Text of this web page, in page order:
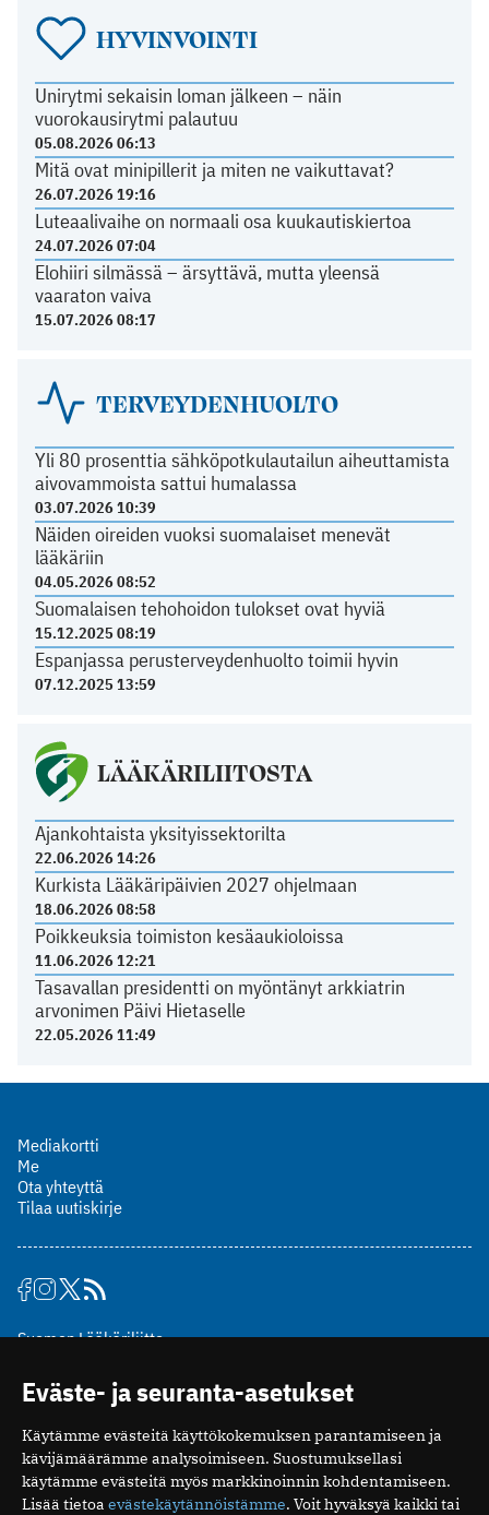
HYVINVOINTI
Unirytmi sekaisin loman jälkeen – näin
vuorokausirytmi palautuu
05.08.2026 06:13
Mitä ovat minipillerit ja miten ne vaikuttavat?
26.07.2026 19:16
Luteaalivaihe on normaali osa kuukautiskiertoa
24.07.2026 07:04
Elohiiri silmässä – ärsyttävä, mutta yleensä
vaaraton vaiva
15.07.2026 08:17
TERVEYDENHUOLTO
Yli 80 prosenttia sähköpotkulautailun aiheuttamista
aivovammoista sattui humalassa
03.07.2026 10:39
Näiden oireiden vuoksi suomalaiset menevät
lääkäriin
04.05.2026 08:52
Suomalaisen tehohoidon tulokset ovat hyviä
15.12.2025 08:19
Espanjassa perusterveydenhuolto toimii hyvin
07.12.2025 13:59
LÄÄKÄRILIITOSTA
Ajankohtaista yksityissektorilta
22.06.2026 14:26
Kurkista Lääkäripäivien 2027 ohjelmaan
18.06.2026 08:58
Poikkeuksia toimiston kesäaukioloissa
11.06.2026 12:21
Tasavallan presidentti on myöntänyt arkkiatrin
arvonimen Päivi Hietaselle
22.05.2026 11:49
Mediakortti
Me
Ota yhteyttä
Tilaa uutiskirje
Suomen Lääkäriliitto
00510 Helsinki
puh. (09) 393 091
toimitus@potilaanlaakarilehti.fi
ISSN 2323-9476
Eväste- ja seuranta-asetukset
Käytämme evästeitä käyttökokemuksen parantamiseen ja
kävijämäärämme analysoimiseen. Suostumuksellasi
käytämme evästeitä myös markkinoinnin kohdentamiseen.
Lisää tietoa evästekäytännöistämme. Voit hyväksyä kaikki tai